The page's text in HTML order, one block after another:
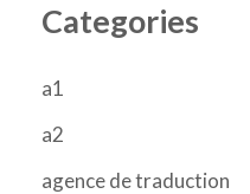
Categories
a1
a2
agence de traduction